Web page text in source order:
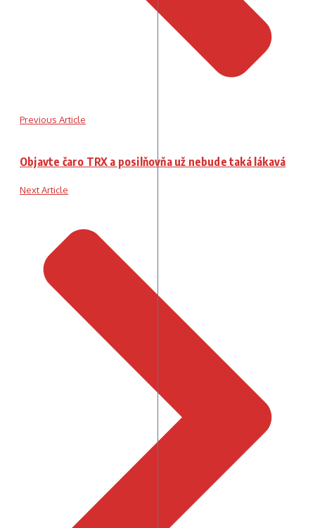
Previous Article
Objavte čaro TRX a posilňovňa už nebude taká lákavá
Next Article